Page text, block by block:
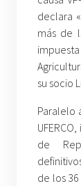
declara
más de
su socio
Paralelo
de
de los